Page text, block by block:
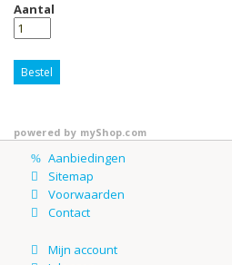
Aantal
Bestel
powered by myShop.com